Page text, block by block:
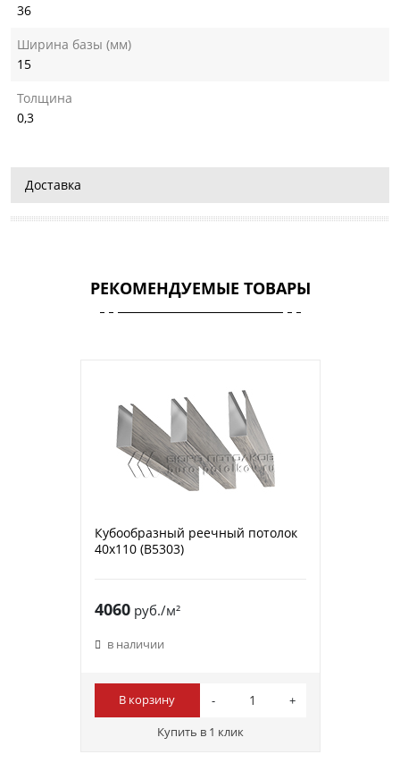
36
Ширина базы (мм)
15
Толщина
0,3
Доставка
РЕКОМЕНДУЕМЫЕ ТОВАРЫ
Кубообразный реечный потолок
40х110 (B5303)
4060руб./м²
в наличии
В корзину
Купить в 1 клик